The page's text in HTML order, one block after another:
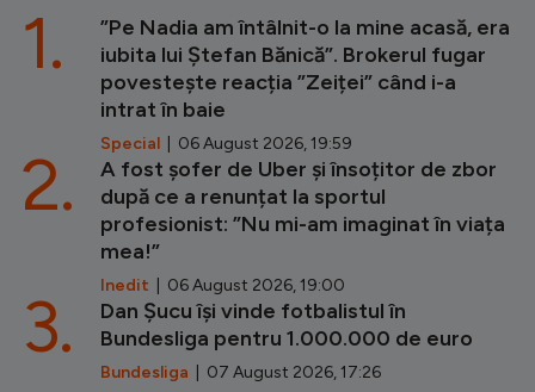
”Pe Nadia am întâlnit-o la mine acasă, era
iubita lui Ștefan Bănică”. Brokerul fugar
povestește reacția ”Zeiței” când i-a
intrat în baie
Special | 06 August 2026, 19:59
1.
A fost șofer de Uber și însoțitor de zbor
după ce a renunțat la sportul
profesionist: ”Nu mi-am imaginat în viața
mea!”
Inedit | 06 August 2026, 19:00
2.
Dan Șucu își vinde fotbalistul în
Bundesliga pentru 1.000.000 de euro
Bundesliga | 07 August 2026, 17:26
3.